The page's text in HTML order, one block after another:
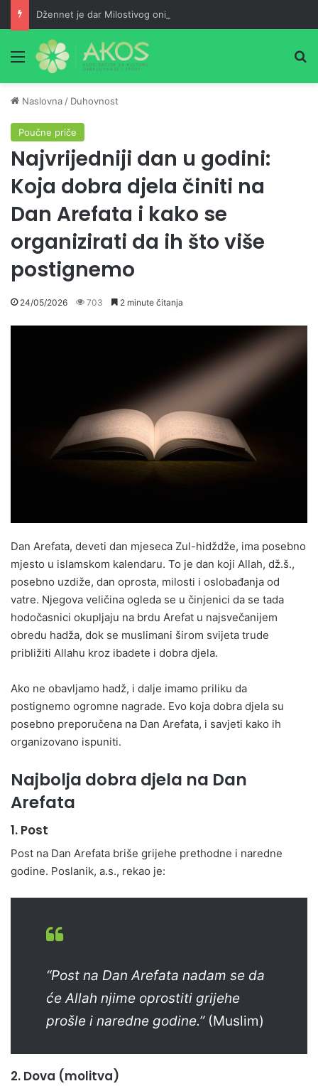
Meni
Naslovna / Duhovnost
Poučne priče
Najvrijedniji dan u godini:
Koja dobra djela činiti na
Dan Arefata i kako se
organizirati da ih što više
postignemo
24/05/2026 703 2 minute čitanja
Dan Arefata, deveti dan mjeseca Zul-hidždže, ima posebno
mjesto u islamskom kalendaru. To je dan koji Allah, dž.š.,
posebno uzdiže, dan oprosta, milosti i oslobađanja od
vatre. Njegova veličina ogleda se u činjenici da se tada
hodočasnici okupljaju na brdu Arefat u najsvečanijem
obredu hadža, dok se muslimani širom svijeta trude
približiti Allahu kroz ibadete i dobra djela.
Ako ne obavljamo hadž, i dalje imamo priliku da
postignemo ogromne nagrade. Evo koja dobra djela su
posebno preporučena na Dan Arefata, i savjeti kako ih
organizovano ispuniti.
Najbolja dobra djela na Dan
Arefata
1. Post
Post na Dan Arefata briše grijehe prethodne i naredne
godine. Poslanik, a.s., rekao je:
“Post na Dan Arefata nadam se da
će Allah njime oprostiti grijehe
prošle i naredne godine.”(Muslim)
2. Dova (molitva)